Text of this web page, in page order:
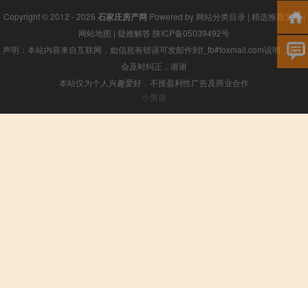
Copyright © 2012 - 2026 石家庄房产网 Powered by 网站分类目录 | 精选推荐文章|
网站地图 | 疑难解答 陕ICP备05039492号
声明：本站内容来自互联网，如信息有错误可发邮件到f_fb#foxmail.com说明，我们
会及时纠正，谢谢
本站仅为个人兴趣爱好，不接盈利性广告及商业合作
小男孩